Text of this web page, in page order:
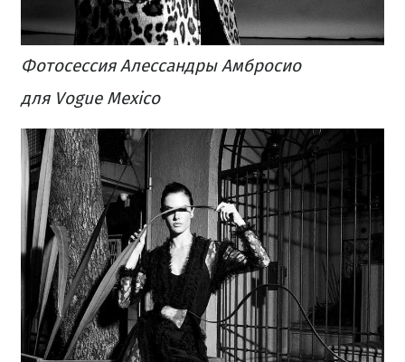
Фотосессия Алессандры Амбросио
для Vogue Mexico